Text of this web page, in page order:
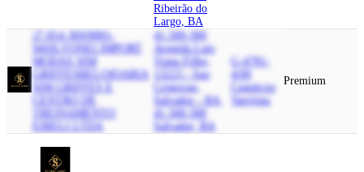
Ribeirão do
Largo, BA
27.814.369/0001-
94 SILVONEI IMPORT
MODAS SIM
GRIFFES
RELOJOARIA
SIM GRIFFES E
TREINAMENTO
EIRELI LTDA
41.500-300
Avenida Luis
Viana Filho,
13223 - Sao
Cristovao,
Salvador - BA,
41.500-300
Salvador, BA
G-4781-
4/00
Comércio
Varejista
Premium